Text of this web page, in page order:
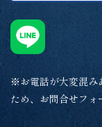
※お電話が大変混み
ため、お問合せフォ